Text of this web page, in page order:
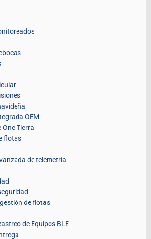
OEM
One Tierra
flotas
de telemetría
de flotas
de Equipos BLE